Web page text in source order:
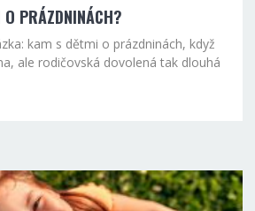
PRÁZDNINÁCH?
kam s dětmi o prázdninách, když
ale rodičovská dovolená tak dlouhá